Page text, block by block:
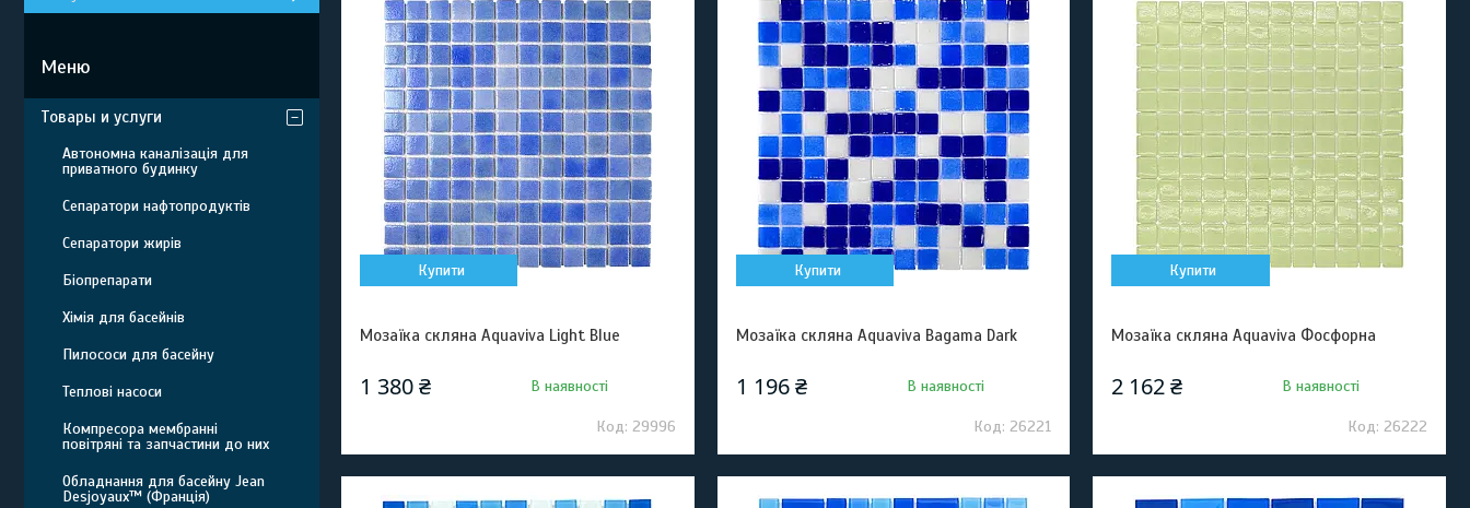
Купити
Мозаїка скляна Aquaviva Light Blue
1 380 ₴ В наявності
29996
Купити
Мозаїка скляна Aquaviva Bagama Dark
1 196 ₴ В наявності
26221
Купити
Мозаїка скляна Aquaviva Фосфорна
2 162 ₴ В наявності
26222
Товары и услуги
Автономна каналізація для
приватного будинку
Сепаратори нафтопродуктів
Сепаратори жирів
Біопрепарати
Хімія для басейнів
Пилососи для басейну
Теплові насоси
Компресора мембранні
повітряні та запчастини до них
Обладнання для басейну Jean
Desjoyaux™ (Франція)